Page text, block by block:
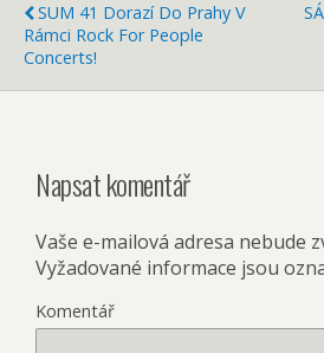
SUM 41 Dorazí Do Prahy V
Rámci Rock For People
Concerts!
Napsat komentář
Vaše e-mailová adresa nebude
Vyžadované informace jsou
Komentář